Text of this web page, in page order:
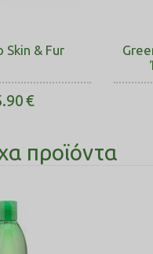
Skin & Fur
€
προϊόντα